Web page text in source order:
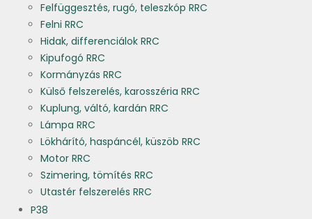
Felfüggesztés, rugó, teleszkóp RRC
Felni RRC
Hidak, differenciálok RRC
Kipufogó RRC
Kormányzás RRC
Külső felszerelés, karosszéria RRC
Kuplung, váltó, kardán RRC
Lámpa RRC
Lökhárító, haspáncél, küszöb RRC
Motor RRC
Szimering, tömítés RRC
Utastér felszerelés RRC
P38